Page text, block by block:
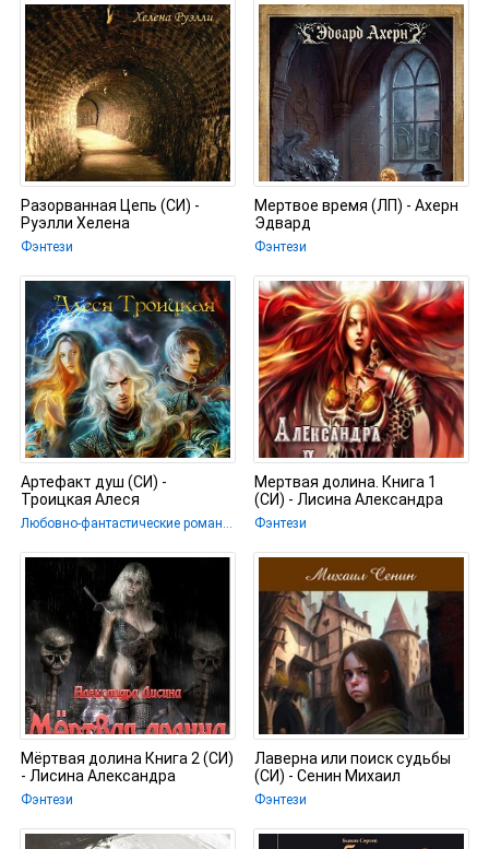
Разорванная Цепь (СИ) -
Руэлли Хелена
Фэнтези
Мертвое время (ЛП) - Ахерн
Эдвард
Фэнтези
Артефакт душ (СИ) -
Троицкая Алеся
Любовно-фантастические романы / Фэнтези / Героическая фантастика
Мертвая долина. Книга 1
(СИ) - Лисина Александра
Фэнтези
Мёртвая долина Книга 2 (СИ)
- Лисина Александра
Фэнтези
Лаверна или поиск судьбы
(СИ) - Сенин Михаил
Фэнтези